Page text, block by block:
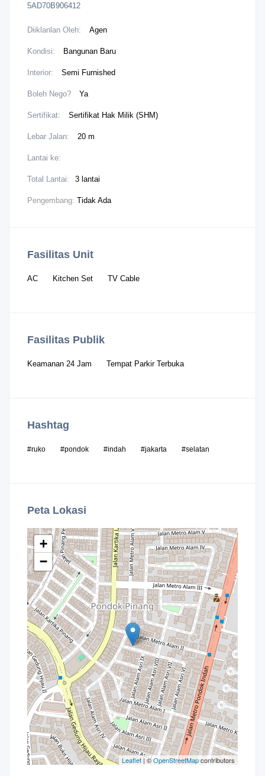
5AD70B906412
Diiklanlan Oleh: Agen
Kondisi: Bangunan Baru
Interior: Semi Furnished
Boleh Nego? Ya
Sertifikat: Sertifikat Hak Milik (SHM)
Lebar Jalan: 20 m
Lantai ke:
Total Lantai: 3 lantai
Pengembang: Tidak Ada
Fasilitas Unit
AC Kitchen Set TV Cable
Fasilitas Publik
Keamanan 24 Jam Tempat Parkir Terbuka
Hashtag
#ruko #pondok #indah #jakarta #selatan
Peta Lokasi
+
−
Leaflet| ©OpenStreetMapcontributors